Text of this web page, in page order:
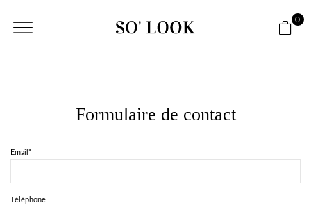
0
Formulaire de contact
Email*
Téléphone